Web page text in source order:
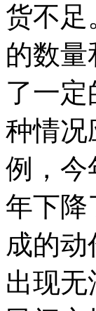
货不足
的数
了一
种情况
例，今
年下降
成的
出现